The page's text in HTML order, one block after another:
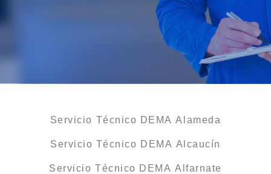
Servicio Técnico DEMA Alameda
Servicio Técnico DEMA Alcaucín
Servicio Técnico DEMA Alfarnate